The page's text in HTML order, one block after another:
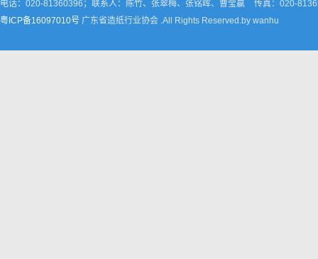
电话：020-81360396；联系人：陈竹、张翠梅、张铭晖、曹莹嬴
传真：020-
粤ICP备16097010号 广东省造纸行业协会 .All Rights Reserved.by wanhu